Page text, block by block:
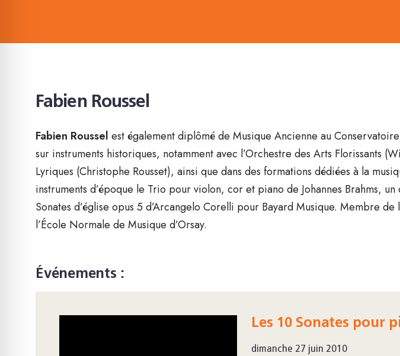
Fabien Roussel
Fabien Roussel est également diplômé de Musique Ancienne au
sur instruments historiques, notamment avec l’Orchestre des Arts Florissants
Lyriques (Christophe Rousset), ainsi que dans des formations dédiées à la
instruments d’époque le Trio pour violon, cor et piano de Johannes Brahms,
Sonates d’église opus 5 d’Arcangelo Corelli pour Bayard Musique. Membre
l’École Normale de Musique d’Orsay.
Événements :
Les 10 Sonates pour
dimanche 27 juin 2010